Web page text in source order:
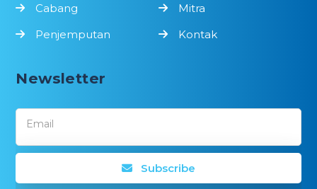
Cabang
Penjemputan
Mitra
Kontak
Newsletter
Email
Subscribe